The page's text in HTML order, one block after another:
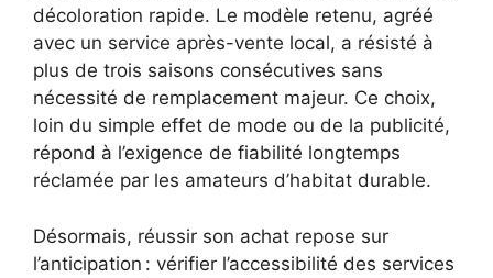
décoloration rapide. Le modèle retenu, agréé
avec un service après-vente local, a résisté à
plus de trois saisons consécutives sans
nécessité de remplacement majeur. Ce choix,
loin du simple effet de mode ou de la publicité,
répond à l’exigence de fiabilité longtemps
réclamée par les amateurs d’habitat durable.
Désormais, réussir son achat repose sur
l’anticipation : vérifier l’accessibilité des services